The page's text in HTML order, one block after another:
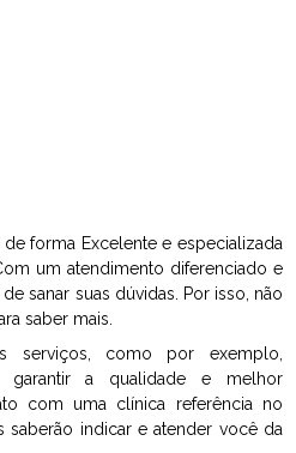
forma Excelente e especializada
um atendimento diferenciado e
sanar suas dúvidas. Por isso, não
saber mais.
serviços, como por exemplo,
garantir a qualidade e melhor
com uma clínica referência no
saberão indicar e atender você da